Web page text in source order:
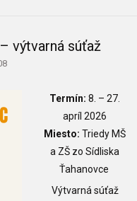
výtvarná súťaž
Termín: 8. – 27.
apríl 2026
Miesto: Triedy MŠ
a ZŠ zo Sídliska
Ťahanovce
Výtvarná súťaž